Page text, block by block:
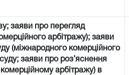
заяви про перегляд
арбітражу); заяви
(міжнародного комерційного
заяви про роз’яснення
арбітражу) в